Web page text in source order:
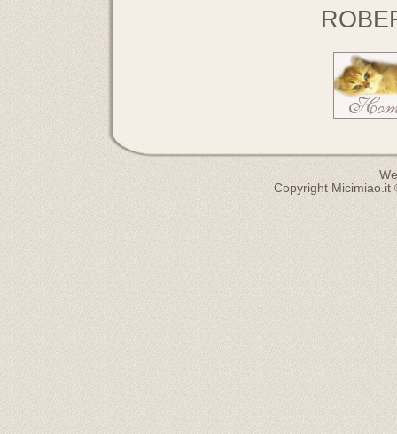
Copyright Micimiao.it